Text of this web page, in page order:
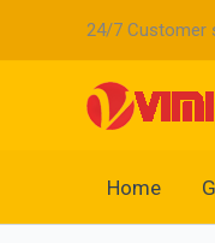
24/7 Customer
Home